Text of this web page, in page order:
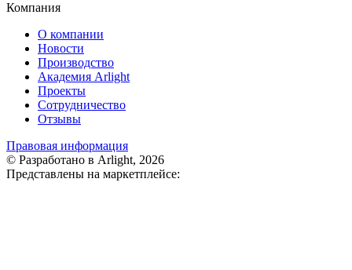
Компания
О компании
Новости
Производство
Академия Arlight
Проекты
Сотрудничество
Отзывы
Правовая информация
© Разработано в Arlight, 2026
Представлены на маркетплейсе: